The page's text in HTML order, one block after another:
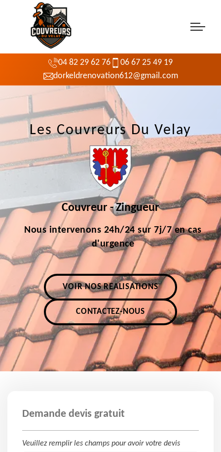
04 82 29 62 76
06 67 25 49 19
dorkeldrenovation612@gmail.com
Les Couvreurs Du Velay
Couvreur - Zingueur
Nous intervenons 24h/24 sur 7j/7 en cas
d'urgence
VOIR NOS RÉALISATIONS
CONTACTEZ-NOUS
Demande devis gratuit
Veuillez remplir les champs pour avoir votre devis